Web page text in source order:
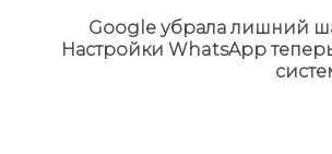
Next
Google убрала лишний
Настройки WhatsApp